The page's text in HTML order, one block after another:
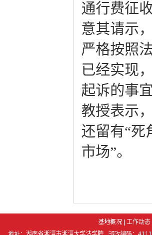
通行费征
意其请示
严格按照
已经实现
起诉的事
教授表示
还留有“死
市场”。
基地概况 |工作动态